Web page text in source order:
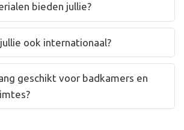
bieden jullie?
ook internationaal?
geschikt voor badkamers en